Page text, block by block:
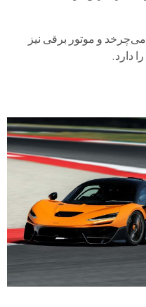
می‌چرخد و موتور برقی نیز
را دارد.